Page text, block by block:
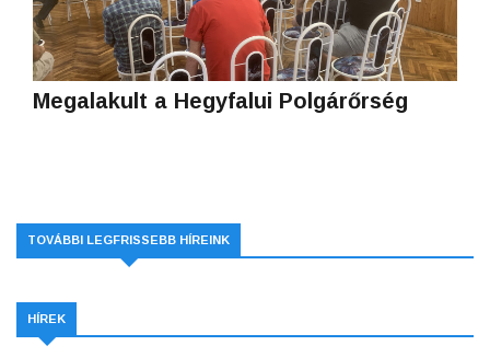
Megalakult a Hegyfalui Polgárőrség
TOVÁBBI LEGFRISSEBB HÍREINK
HÍREK